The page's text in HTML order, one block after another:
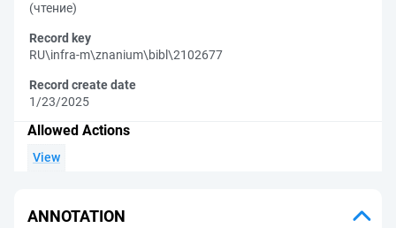
(чтение)
Record key
RU\infra-m\znanium\bibl\2102677
Record create date
1/23/2025
Allowed Actions
View
ANNOTATION